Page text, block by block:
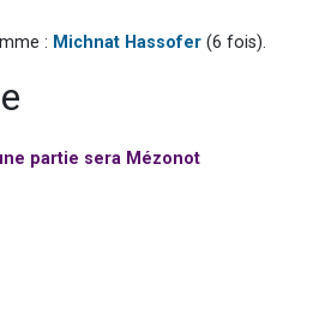
: Michnat Hassofer (6 fois).
partie sera Mézonot